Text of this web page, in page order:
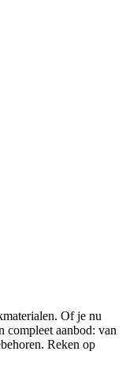
Of je nu
compleet aanbod: van
Reken op